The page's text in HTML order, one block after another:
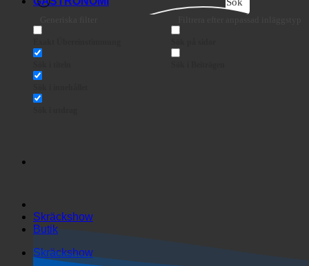
Sök
Generiska filter
Exakt Übereinstimmung
Sök i titeln
Sök i innehållet
Filtrera efter anpassad inläggstyp
Sök på sidor
Skräckshow
Butik
Skräckshow
GASTRONOMI